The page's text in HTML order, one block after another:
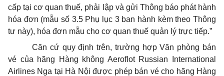
cấp tại cơ quan thuế, phải lập và gửi Thông báo phát hành
hóa đơn (mẫu số 3.5 Phụ lục 3 ban hành kèm theo Thông
tư này), hóa đơn mẫu cho cơ quan thuế quản lý trực tiếp.”
Căn cứ quy định trên, trường hợp Văn phòng bán
vé của hãng Hàng không Aeroflot Russian International
Airlines Nga tại Hà Nội được phép bán vé cho hãng Hàng